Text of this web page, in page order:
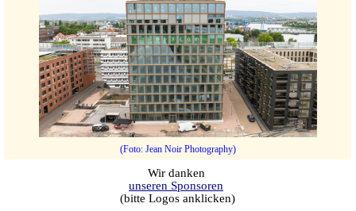
(Foto: Jean Noir Photography)
Wir danken
unseren Sponsoren
(bitte Logos anklicken)